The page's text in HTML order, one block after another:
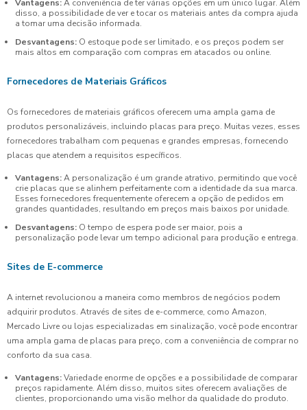
Vantagens:A conveniência de ter várias opções em um único lugar. Além
disso, a possibilidade de ver e tocar os materiais antes da compra ajuda
a tomar uma decisão informada.
Desvantagens: O estoque pode ser limitado, e os preços podem ser
mais altos em comparação com compras em atacados ou online.
Fornecedores de Materiais Gráficos
Os fornecedores de materiais gráficos oferecem uma ampla gama de
produtos personalizáveis, incluindo placas para preço. Muitas vezes, esses
fornecedores trabalham com pequenas e grandes empresas, fornecendo
placas que atendem a requisitos específicos.
Vantagens:A personalização é um grande atrativo, permitindo que você
crie placas que se alinhem perfeitamente com a identidade da sua marca.
Esses fornecedores frequentemente oferecem a opção de pedidos em
grandes quantidades, resultando em preços mais baixos por unidade.
Desvantagens: O tempo de espera pode ser maior, pois a
personalização pode levar um tempo adicional para produção e entrega.
Sites de E-commerce
A internet revolucionou a maneira como membros de negócios podem
adquirir produtos. Através de sites de e-commerce, como Amazon,
Mercado Livre ou lojas especializadas em sinalização, você pode encontrar
uma ampla gama de placas para preço, com a conveniência de comprar no
conforto da sua casa.
Vantagens:Variedade enorme de opções e a possibilidade de comparar
preços rapidamente. Além disso, muitos sites oferecem avaliações de
clientes, proporcionando uma visão melhor da qualidade do produto.